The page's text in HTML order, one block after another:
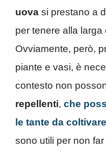
uova si prestano a
per tenere alla larga
Ovviamente, però,
piante e vasi, è
contesto non
repellenti, che
le tante da
sono utili per non